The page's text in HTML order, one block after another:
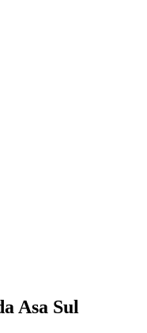
Asa Sul